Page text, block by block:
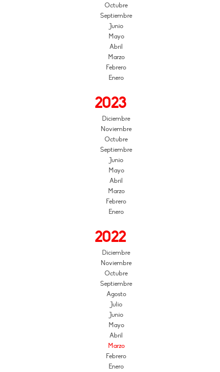
Octubre
Septiembre
Junio
Mayo
Abril
Marzo
Febrero
Enero
2023
Diciembre
Noviembre
Octubre
Septiembre
Junio
Mayo
Abril
Marzo
Febrero
Enero
2022
Diciembre
Noviembre
Octubre
Septiembre
Agosto
Julio
Junio
Mayo
Abril
Marzo
Febrero
Enero